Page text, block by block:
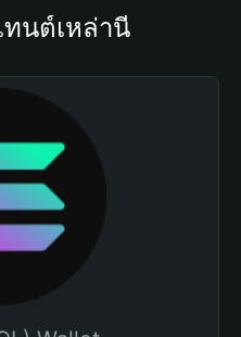
นต์เหล่านี้